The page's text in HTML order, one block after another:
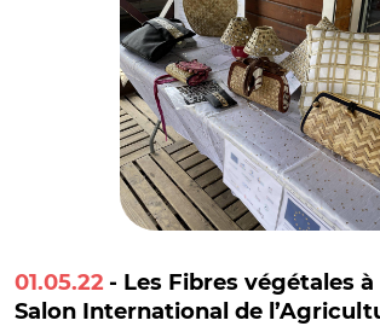
01.05.22 - Les Fibres végétales à
Salon International de